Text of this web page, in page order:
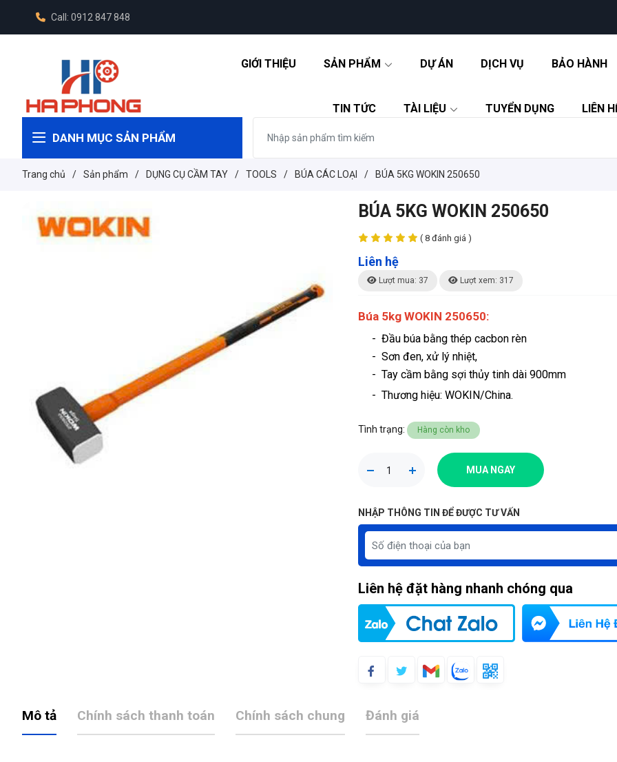
Call: 0912 847 848
GIỚI THIỆU SẢN PHẨM DỰ ÁN DỊCH VỤ BẢO HÀNH
TIN TỨC TÀI LIỆU TUYỂN DỤNG LIÊN
DANH MỤC SẢN PHẨM
Trang chủ / Sản phẩm / DỤNG CỤ CẦM TAY / TOOLS / BÚA CÁC LOẠI / BÚA 5KG WOKIN 250650
BÚA 5KG WOKIN 250650
( 8 đánh giá )
Liên hệ
Lượt mua: 37 Lượt xem: 317
Búa 5kg WOKIN 250650:
- Đầu búa bằng thép cacbon rèn
- Sơn đen, xử lý nhiệt,
- Tay cầm bằng sợi thủy tinh dài 900mm
- Thương hiệu: WOKIN/China.
Tình trạng: Hàng còn kho
MUA NGAY
NHẬP THÔNG TIN ĐỂ ĐƯỢC TƯ VẤN
Liên hệ đặt hàng nhanh chóng qua
Mô tả Chính sách thanh toán Chính sách chung Đánh giá